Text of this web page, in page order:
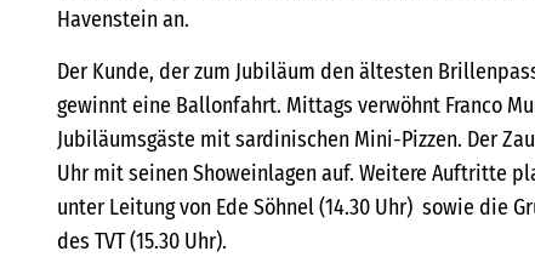
Havenstein an.
Der Kunde, der zum Jubiläum den ältesten
gewinnt eine Ballonfahrt. Mittags verwöhnt Franco
Jubiläumsgäste mit sardinischen Mini-Pizzen. Der
Uhr mit seinen Showeinlagen auf. Weitere Auftritte
unter Leitung von Ede Söhnel (14.30 Uhr) sowie die
des TVT (15.30 Uhr).